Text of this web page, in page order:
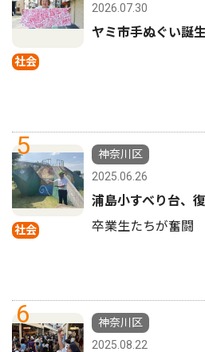
社会
2026.07.30
ヤミ市手ぬぐい誕
5
社会
神奈川区
2025.06.26
浦島小すべり台、
卒業生たちが奮闘
6
神奈川区
2025.08.22